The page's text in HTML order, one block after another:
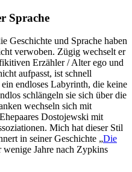
Sprache
Geschichte und Sprache haben
verwoben. Zügig wechselt er
Erzähler / Alter ego und
aufpasst, ist schnell
endloses Labyrinth, die keine
schlängeln sie sich über die
wechseln sich mit
Dostojewski mit
Mich hat dieser Stil
in seiner Geschichte „Die
wenige Jahre nach Zypkins